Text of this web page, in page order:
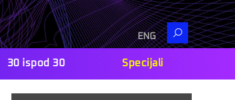
ENG
Search
30 ispod 30 Specijali